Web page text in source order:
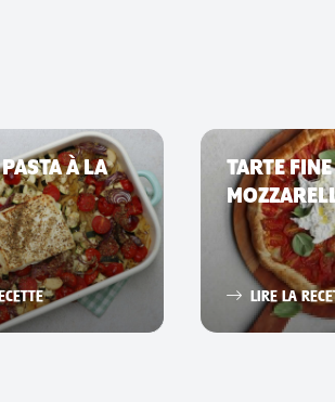
À LA
TARTE
LIRE LA